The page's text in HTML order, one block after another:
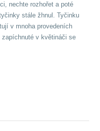
nechte rozhořet a poté
stále žhnul. Tyčinku
v mnoha provedeních
v květináči se